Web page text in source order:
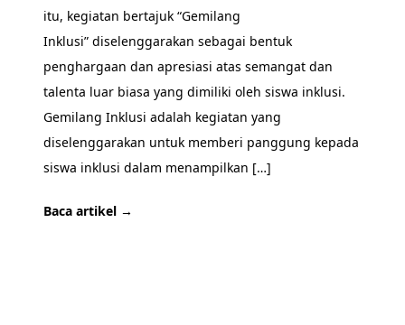
itu, kegiatan bertajuk “Gemilang
Inklusi” diselenggarakan sebagai bentuk
penghargaan dan apresiasi atas semangat dan
talenta luar biasa yang dimiliki oleh siswa inklusi.
Gemilang Inklusi adalah kegiatan yang
diselenggarakan untuk memberi panggung kepada
siswa inklusi dalam menampilkan […]
Baca artikel →